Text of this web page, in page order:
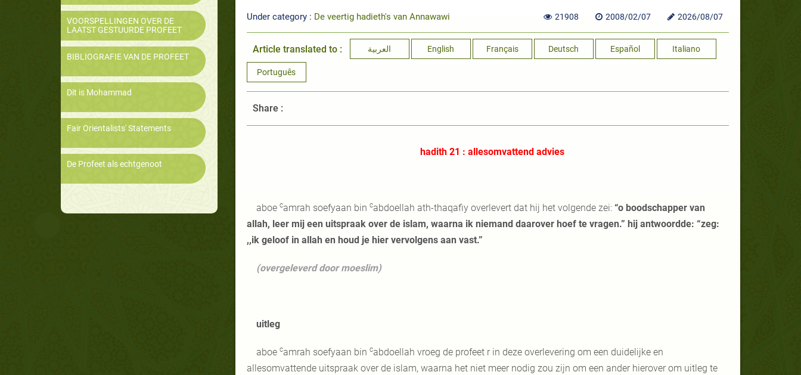
VOORSPELLINGEN OVER DE
LAATST GESTUURDE PROFEET
BIBLIOGRAFIE VAN DE PROFEET
Dit is Mohammad
Fair Orientalists' Statements
De Profeet als echtgenoot
Under category : De veertig hadieth's van Annawawi 21908 2008/02/07 2026/08/07
Article translated to : العربية English Français Deutsch Español Italiano
Português
Share :
hadith 21 : allesomvattend advies
aboe camrah soefyaan bin cabdoellah ath-thaqafiy overlevert dat hij het volgende zei: “o boodschapper van
allah, leer mij een uitspraak over de islam, waarna ik niemand daarover hoef te vragen.” hij antwoordde: “zeg:
,,ik geloof in allah en houd je hier vervolgens aan vast.”
(overgeleverd door moeslim)
uitleg
aboe camrah soefyaan bin cabdoellah vroeg de profeet r in deze overlevering om een duidelijke en
allesomvattende uitspraak over de islam, waarna het niet meer nodig zou zijn om een ander hierover om uitleg te